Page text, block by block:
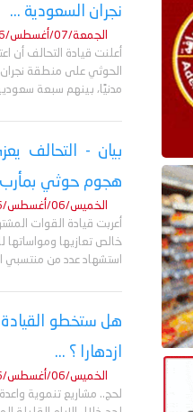
نجران السعودية ...
الجمعة/07/أغسطس/2026 - 12:38 ص
أعلنت قيادة التحالف أن
مدنيًا، بينهم سبعة
بيان - التحالف
هجوم حوثي بمأرب
الخميس/06/أغسطس/2026 - 11:51 م
أعربت قيادة القوات
خالص تعازيها
استشهاد عدد من منتسبي
هل ستخطو القيادة
ازدهارا ؟ ...
الخميس/06/أغسطس/2026 - 11:33 م
لحج.. مشاريع تنموية